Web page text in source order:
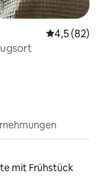
4,5 (82)
mit Frühstück